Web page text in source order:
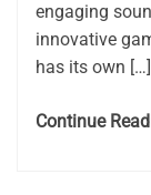
engaging
innovative
has its own […]
Continue